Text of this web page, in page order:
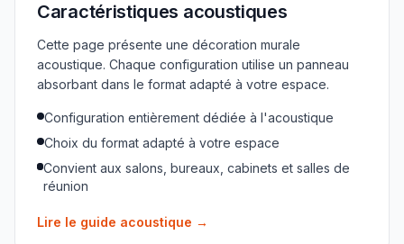
Caractéristiques acoustiques
Cette page présente une décoration murale
acoustique. Chaque configuration utilise un panneau
absorbant dans le format adapté à votre espace.
Configuration entièrement dédiée à l'acoustique
Choix du format adapté à votre espace
Convient aux salons, bureaux, cabinets et salles de
réunion
Lire le guide acoustique →